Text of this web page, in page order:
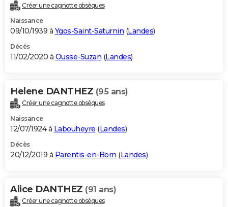
Créer une cagnotte obsèques
Naissance
09/10/1939 à Ygos-Saint-Saturnin (Landes)
Décès
11/02/2020 à Ousse-Suzan (Landes)
Helene DANTHEZ (95 ans)
Créer une cagnotte obsèques
Naissance
12/07/1924 à Labouheyre (Landes)
Décès
20/12/2019 à Parentis-en-Born (Landes)
Alice DANTHEZ (91 ans)
Créer une cagnotte obsèques